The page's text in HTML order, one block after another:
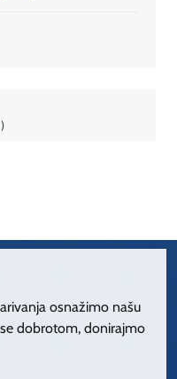
osnažimo našu
dobrotom, donirajmo